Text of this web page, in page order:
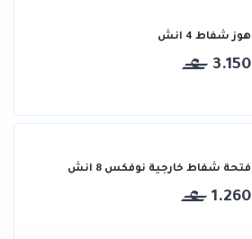
هوز شفاط 4 انش
3.150
فتحة شفاط خارجية نوفكس 8 انش
1.260